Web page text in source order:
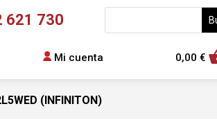
621 730
Mi cuenta 0,00 €
(INFINITON)